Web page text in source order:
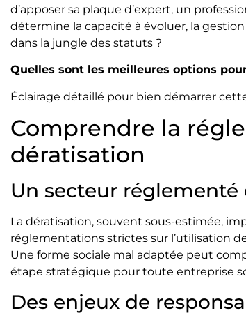
d’apposer sa plaque d’expert, un
détermine la capacité à évoluer, la
dans la jungle des statuts ?
Quelles sont les meilleures options
Éclairage détaillé pour bien démarrer
Comprendre la
dératisation
Un secteur réglementé
La dératisation, souvent sous-estimée,
réglementations strictes sur l’utilisation
Une forme sociale mal adaptée peut
étape stratégique pour toute entreprise
Des enjeux de